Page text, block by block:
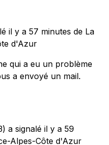
il y a 57 minutes de La
d'Azur
qui a eu un problème
a envoyé un mail.
a signalé il y a 59
Alpes-Côte d'Azur